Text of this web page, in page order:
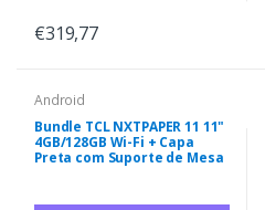
€319,77
Android
Bundle TCL NXTPAPER 11 11"
4GB/128GB Wi-Fi + Capa
Preta com Suporte de Mesa